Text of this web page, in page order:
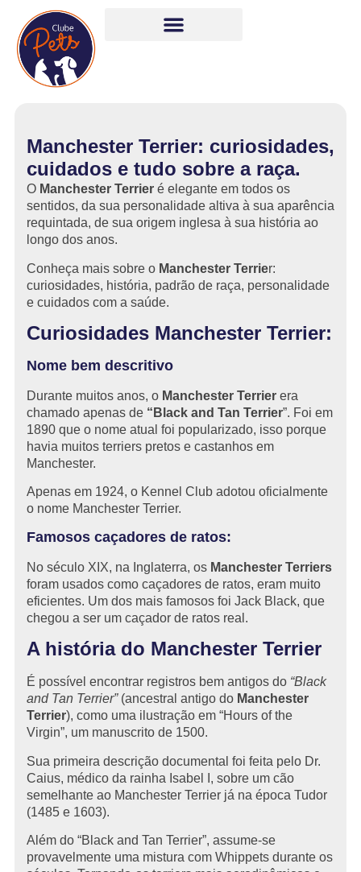
Manchester Terrier: curiosidades,
cuidados e tudo sobre a raça.
O Manchester Terrieré elegante em todos os
sentidos, da sua personalidade altiva à sua aparência
requintada, de sua origem inglesa à sua história ao
longo dos anos.
Conheça mais sobre o Manchester Terrier:
curiosidades, história, padrão de raça, personalidade
e cuidados com a saúde.
Curiosidades Manchester Terrier:
Nome bem descritivo
Durante muitos anos, o Manchester Terrierera
chamado apenas de “Black and Tan Terrier”. Foi em
1890 que o nome atual foi popularizado, isso porque
havia muitos terriers pretos e castanhos em
Manchester.
Apenas em 1924, o Kennel Club adotou oficialmente
o nome Manchester Terrier.
Famosos caçadores de ratos:
No século XIX, na Inglaterra, os Manchester Terriers
foram usados como caçadores de ratos, eram muito
eficientes. Um dos mais famosos foi Jack Black, que
chegou a ser um caçador de ratos real.
A história do Manchester Terrier
É possível encontrar registros bem antigos do “Black
and Tan Terrier”(ancestral antigo do Manchester
Terrier), como uma ilustração em “Hours of the
Virgin”, um manuscrito de 1500.
Sua primeira descrição documental foi feita pelo Dr.
Caius, médico da rainha Isabel I, sobre um cão
semelhante ao Manchester Terrier já na época Tudor
(1485 e 1603).
Além do “Black and Tan Terrier”, assume-se
provavelmente uma mistura com Whippets durante os